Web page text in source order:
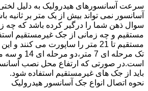
سرعت آسانسورهای هیدرولیک به دلیل
آسانسور نمی تواند بیش از یک متر بر
سوال ذهن شما را درگیر کرده باشد که چه
مستقیم و چه زمانی از جک غیرمستقیم
مستقیم تا 21 متر را ساپورت می
باید از جک های غیرمستقیم استفاده شود.
نحوه اتصال انواع جک آسانسور هیدرولیک